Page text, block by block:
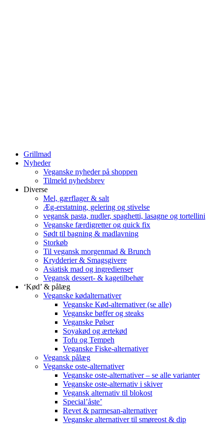
Grillmad
Nyheder
Veganske nyheder på shoppen
Tilmeld nyhedsbrev
Diverse
Mel, gærflager & salt
Æg-erstatning, gelering og stivelse
vegansk pasta, nudler, spaghetti, lasagne og tortellini
Veganske færdigretter og quick fix
Sødt til bagning & madlavning
Storkøb
Til vegansk morgenmad & Brunch
Krydderier & Smagsgivere
Asiatisk mad og ingredienser
Vegansk dessert- & kagetilbehør
‘Kød’ & pålæg
Veganske kødalternativer
Veganske Kød-alternativer (se alle)
Veganske bøffer og steaks
Veganske Pølser
Soyakød og ærtekød
Tofu og Tempeh
Veganske Fiske-alternativer
Vegansk pålæg
Veganske oste-alternativer
Veganske oste-alternativer – se alle varianter
Veganske oste-alternativ i skiver
Vegansk alternativ til blokost
Special’åste’
Revet & parmesan-alternativer
Veganske alternativer til smøreost & dip